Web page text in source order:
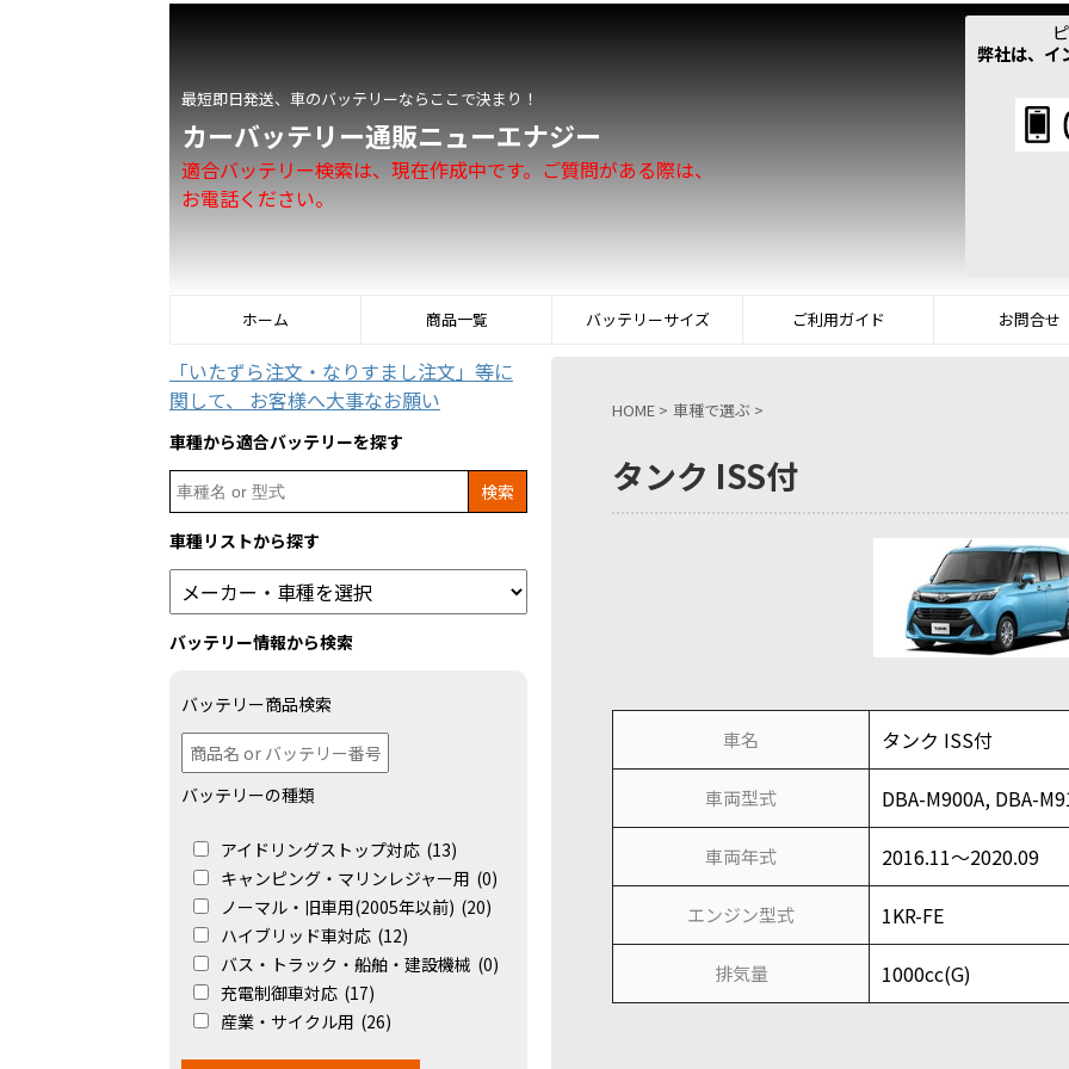
最短即日発送、車のバッテリーならここで決まり！
カーバッテリー通販ニューエナジー
適合バッテリー検索は、現在作成中です。ご質問がある際は、
お電話ください。
弊社は、イ
ホーム 商品一覧 バッテリーサイズ ご利用ガイド お問合せ
HOME > 車種で選ぶ >
タンク ISS付
車名 タンク ISS付
車両型式 DBA-M900A, DBA-
車両年式 2016.11～2020.09
エンジン型式 1KR-FE
排気量 1000cc(G)
「いたずら注文・なりすまし注文」等に
関して、 お客様へ大事なお願い
車種から適合バッテリーを探す
Search
for:
車種リストから探す
バッテリー情報から検索
バッテリー商品検索
バッテリーの種類
アイドリングストップ対応 (13)
キャンピング・マリンレジャー用 (0)
ノーマル・旧車用(2005年以前) (20)
ハイブリッド車対応 (12)
バス・トラック・船舶・建設機械 (0)
充電制御車対応 (17)
産業・サイクル用 (26)